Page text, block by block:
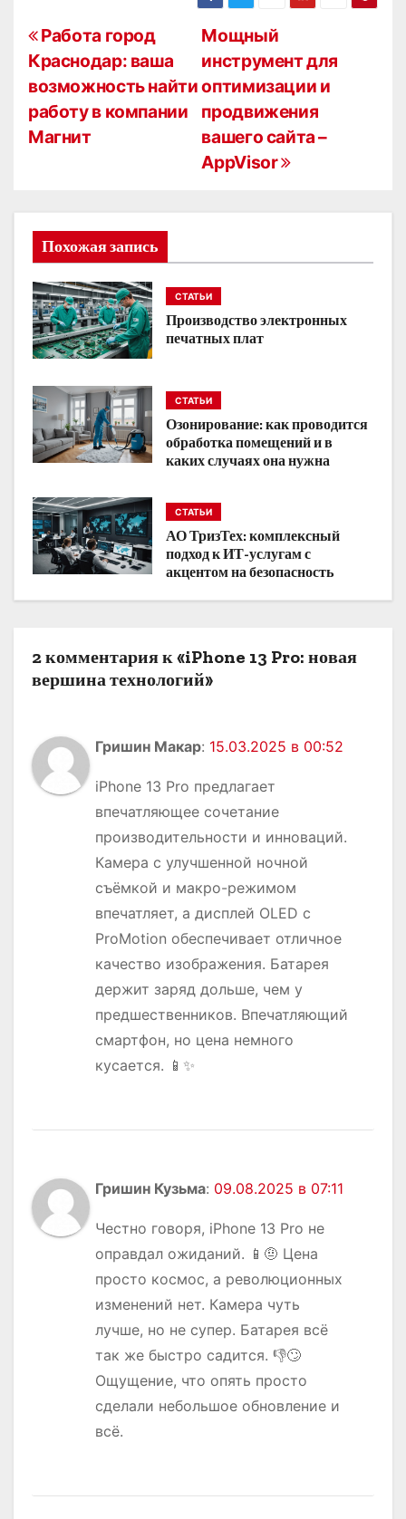
Н
а
в
и
а
ц
и
я
п
о
з
п
и
с
м
Мощный
инструмент для
оптимизации и
продвижения
вашего сайта –
AppVisor
Работа город
Краснодар: ваша
возможность найти
работу в компании
Магнит
Похожая запись
СТАТЬИ
Производство электронных
печатных плат
СТАТЬИ
Озонирование: как проводится
обработка помещений и в
каких случаях она нужна
СТАТЬИ
АО ТризТех: комплексный
подход к ИТ-услугам с
акцентом на безопасность
2 комментария к «iPhone 13 Pro: новая
вершина технологий»
Гришин Макар: 15.03.2025 в 00:52
iPhone 13 Pro предлагает
впечатляющее сочетание
производительности и инноваций.
Камера с улучшенной ночной
съёмкой и макро-режимом
впечатляет, а дисплей OLED с
ProMotion обеспечивает отличное
качество изображения. Батарея
держит заряд дольше, чем у
предшественников. Впечатляющий
смартфон, но цена немного
кусается. 📱✨
Гришин Кузьма: 09.08.2025 в 07:11
Честно говоря, iPhone 13 Pro не
оправдал ожиданий. 📱🤨 Цена
просто космос, а революционных
изменений нет. Камера чуть
лучше, но не супер. Батарея всё
так же быстро садится. 👎🙄
Ощущение, что опять просто
сделали небольшое обновление и
всё.